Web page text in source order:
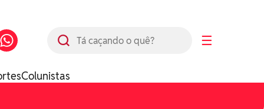
☰
Colunistas